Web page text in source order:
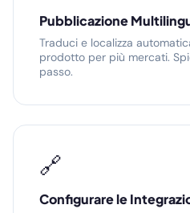
Pubblicazione
Traduci e localizza
prodotto per più mercati.
passo.
🔗
Configurare le